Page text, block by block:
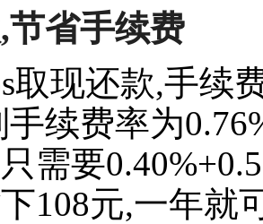
省手续费
取现还款,手续
续费率为
需要
108元,一年就